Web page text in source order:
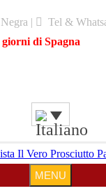
|
Tel &
di Spagna
MENU
MENU